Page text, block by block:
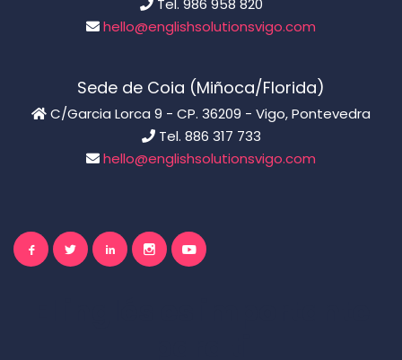
hello@englishsolutionsvigo.com
Sede de Coia (Miñoca/Florida)
C/Garcia Lorca 9 - CP. 36209 - Vigo, Pontevedra
Tel. 886 317 733
hello@englishsolutionsvigo.com